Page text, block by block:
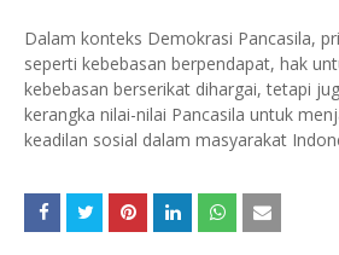
Dalam konteks Demokrasi Pancasila,
seperti kebebasan berpendapat, hak
kebebasan berserikat dihargai, tetapi
kerangka nilai-nilai Pancasila untuk
keadilan sosial dalam masyarakat